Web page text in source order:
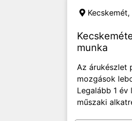
Kecskemét,
munka
Az árukészlet
mozgások
Legalább 1
műszaki